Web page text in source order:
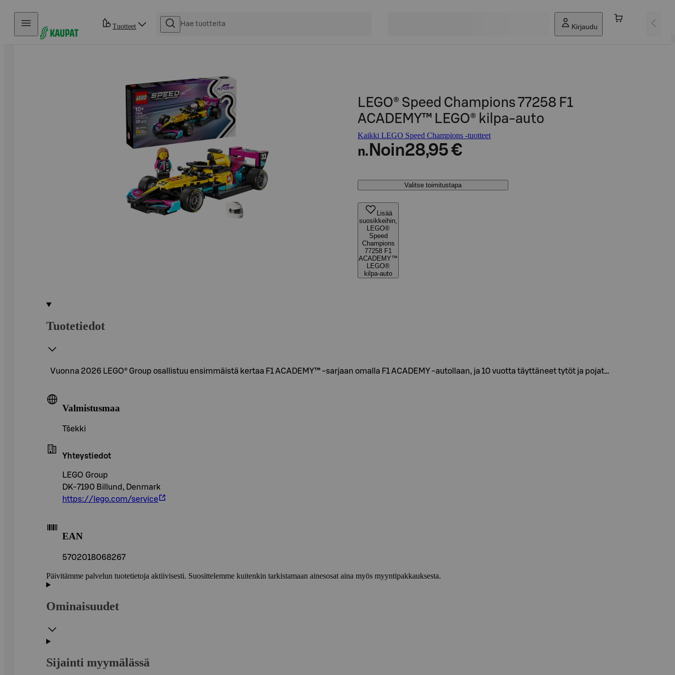
Hyppää sisältöön
Tuotteet Kirjaudu
LEGO® Speed Champions 77258 F1
ACADEMY™ LEGO® kilpa-auto
Kaikki LEGO Speed Champions -tuotteet
n. Noin28,95 €
Valitse toimitustapa
Lisää
suosikkeihin,
LEGO®
Speed
Champions
77258 F1
ACADEMY™
LEGO®
kilpa-auto
Tuotetiedot
Vuonna 2026 LEGO® Group osallistuu ensimmäistä kertaa F1 ACADEMY™ ‑sarjaan omalla F1 ACADEMY ‑autollaan, ja 10 vuotta täyttäneet tytöt ja pojat…
Valmistusmaa
Tšekki
Yhteystiedot
LEGO Group
DK-7190 Billund, Denmark
https://lego.com/service
EAN
5702018068267
Päivitämme palvelun tuotetietoja aktiivisesti. Suosittelemme kuitenkin tarkistamaan ainesosat aina myös myyntipakkauksesta.
Ominaisuudet
Sijainti myymälässä